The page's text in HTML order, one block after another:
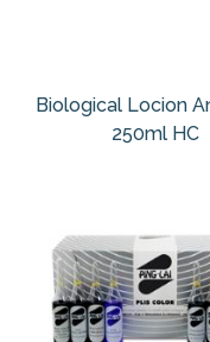
Biological Locion
250ml HC